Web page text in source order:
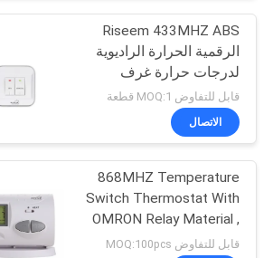
اتصل
اطلب
اقتباس
خريطة
الموقع
هفاك ترموستات
227
Riseem 433MHZ ABS
الرقمية الحرارة الراديوية
لدرجات حرارة غرف
التدفئة والتبريد الغاز
قابل للتفاوض MOQ:1 قطعة
الاتصال
868MHZ Temperature
Switch Thermostat With
OMRON Relay Material ,
No Blacklight
قابل للتفاوض MOQ:100pcs